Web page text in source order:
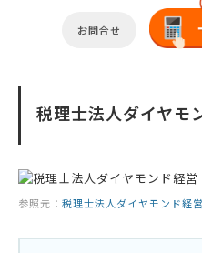
お問合せ
税理士法人ダイヤモ
参照元： 税理士法人ダイヤモンド経営